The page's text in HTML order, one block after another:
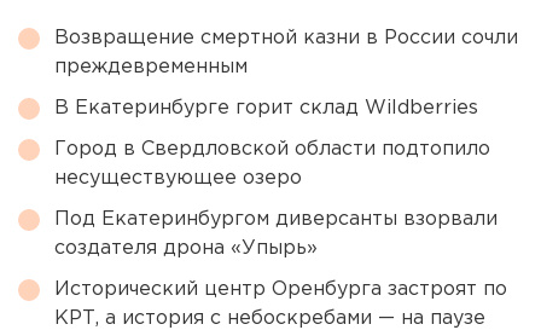
Возвращение смертной казни в России сочли
преждевременным
В Екатеринбурге горит склад Wildberries
Город в Свердловской области подтопило
несуществующее озеро
Под Екатеринбургом диверсанты взорвали
создателя дрона «Упырь»
Исторический центр Оренбурга застроят по
КРТ, а история с небоскребами — на паузе